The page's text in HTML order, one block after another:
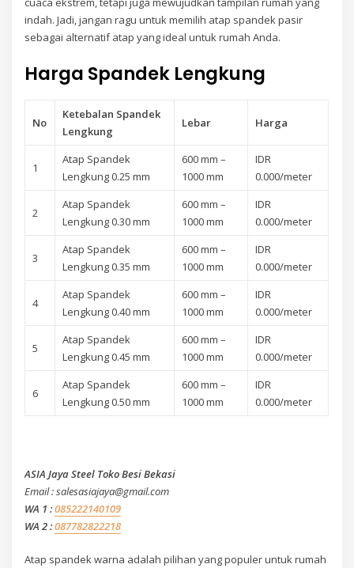
indah. Jadi, jangan ragu untuk memilih atap spandek pasir
sebagai alternatif atap yang ideal untuk rumah Anda.
Harga Spandek Lengkung
No
Ketebalan Spandek
Lengkung
Lebar Harga
1
Atap Spandek
Lengkung 0.25 mm
600 mm –
1000 mm
IDR
0.000/meter
2
Atap Spandek
Lengkung 0.30 mm
600 mm –
1000 mm
IDR
0.000/meter
3
Atap Spandek
Lengkung 0.35 mm
600 mm –
1000 mm
IDR
0.000/meter
4
Atap Spandek
Lengkung 0.40 mm
600 mm –
1000 mm
IDR
0.000/meter
5
Atap Spandek
Lengkung 0.45 mm
600 mm –
1000 mm
IDR
0.000/meter
6
Atap Spandek
Lengkung 0.50 mm
600 mm –
1000 mm
IDR
0.000/meter
ASIA Jaya Steel Toko Besi Bekasi
Email : salesasiajaya@gmail.com
WA 1 :085222140109
WA 2 :087782822218
Atap spandek warna adalah pilihan yang populer untuk rumah